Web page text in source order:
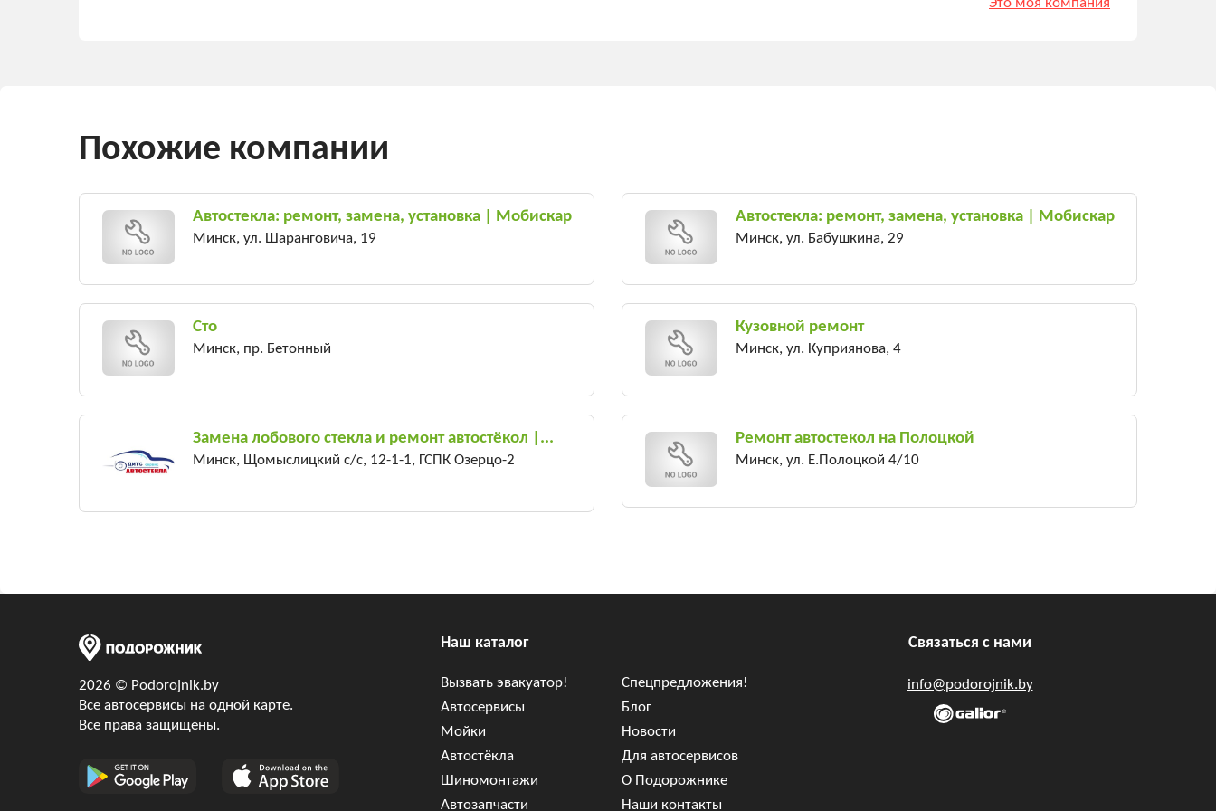
Похожие компании
Автостекла: ремонт, замена, установка | Мобискар
Минск, ул. Шаранговича, 19
Автостекла: ремонт, замена, установка | Мобискар
Минск, ул. Бабушкина, 29
Сто
Минск, пр. Бетонный
Кузовной ремонт
Минск, ул. Куприянова, 4
Замена лобового стекла и ремонт автостёкол |...
Минск, Щомыслицкий с/c, 12-1-1, ГСПК Озерцо-2
Ремонт автостекол на Полоцкой
Минск, ул. Е.Полоцкой 4/10
2026 © Podorojnik.by
Все автосервисы на одной карте.
Все права защищены.
Наш каталог
Вызвать эвакуатор!
Автосервисы
Мойки
Автостёкла
Шиномонтажи
Автозапчасти
Спецпредложения!
Блог
Новости
Для автосервисов
О Подорожнике
Наши контакты
Связаться с нами
info@podorojnik.by